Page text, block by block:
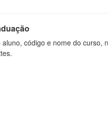
código e nome do